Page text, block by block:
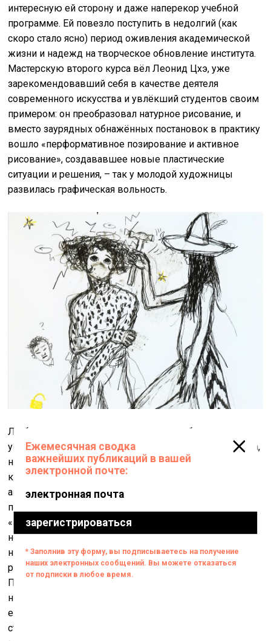
интересную ей сторону и даже наперекор учебной
программе. Ей повезло поступить в недолгий (как
скоро стало ясно) период оживления академической
жизни и надежд на творческое обновление института.
Мастерскую второго курса вёл Леонид Цхэ, уже
зарекомендовавший себя в качестве деятеля
современного искусства и увлёкший студентов своим
примером: он преобразовал натурное рисование, и
вместо заурядных обнажённых постановок в практику
вошло «перформативное позирование и активное
рисование», создававшее новые пластические
ситуации и решения, – так у молодой художницы
развилась графическая вольность.
Любому, кто выходит на арт-сцену, необходимы
уверенность и настойчивость – Марина именно такова,
но всё равно первый персональный показ в
коммерческой галерее становится декларацией с
авансами на будущее. Мир современного искусства
постоянно ожидает от художника новизны и требует
«высказывания» во что бы то ни стало – эта
невротическая черта определяет интонацию многих
начинающих авторов, делающих работы в
распространённом сейчас исповедальном жанре.
Принято считать, что в современном искусстве
непосредственный телесный опыт служит едва ли не
единственным критерием истинности. Но оборотной
стороной психологического обнажения и